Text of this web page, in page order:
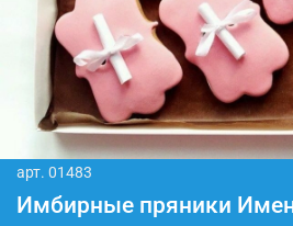
арт. 01483
Имбирные пряники